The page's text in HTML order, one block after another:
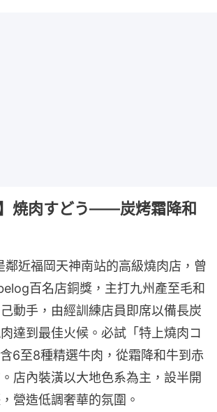
焼肉すどう——炭烤霜降和
鄰近福岡天神南站的高級燒肉店，曾
百名店銅獎，主打九州產至毛和
動手，由經訓練店員即席以備長炭
達到最佳火候。必試「特上燒肉コ
6至8種精選牛肉，從霜降和牛到赤
店內裝潢以大地色系為主，設半開
營造低調奢華的氛圍。